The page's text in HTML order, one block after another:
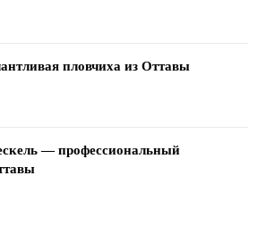
пловчиха из Оттавы
— профессиональный